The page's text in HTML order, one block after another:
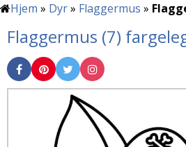
Hjem » Dyr» Flaggermus »
Flaggermus (7)